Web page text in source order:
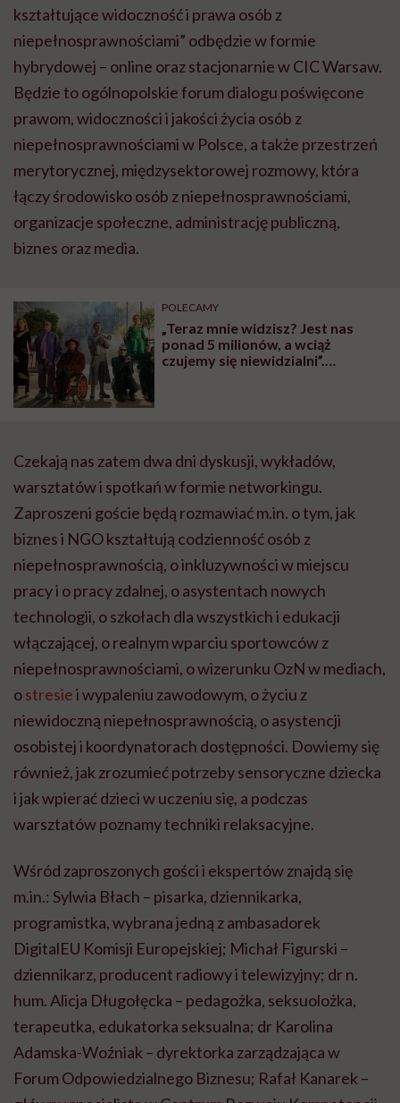
kształtujące widoczność i prawa osób z
niepełnosprawnościami” odbędzie w formie
hybrydowej – online oraz stacjonarnie w CIC Warsaw.
Będzie to ogólnopolskie forum dialogu poświęcone
prawom, widoczności i jakości życia osób z
niepełnosprawnościami w Polsce, a także przestrzeń
merytorycznej, międzysektorowej rozmowy, która
łączy środowisko osób z niepełnosprawnościami,
organizacje społeczne, administrację publiczną,
biznes oraz media.
POLECAMY
„Teraz mnie widzisz? Jest nas
ponad 5 milionów, a wciąż
czujemy się niewidzialni”.
Czekają nas zatem dwa dni dyskusji, wykładów,
warsztatów i spotkań w formie networkingu.
Zaproszeni goście będą rozmawiać m.in. o tym, jak
biznes i NGO kształtują codzienność osób z
niepełnosprawnością, o inkluzywności w miejscu
pracy i o pracy zdalnej, o asystentach nowych
technologii, o szkołach dla wszystkich i edukacji
włączającej, o realnym wparciu sportowców z
niepełnosprawnościami, o wizerunku OzN w mediach,
ostresiei wypaleniu zawodowym, o życiu z
niewidoczną niepełnosprawnością, o asystencji
osobistej i koordynatorach dostępności. Dowiemy się
również, jak zrozumieć potrzeby sensoryczne dziecka
i jak wpierać dzieci w uczeniu się, a podczas
warsztatów poznamy techniki relaksacyjne.
Wśród zaproszonych gości i ekspertów znajdą się
m.in.: Sylwia Błach – pisarka, dziennikarka,
programistka, wybrana jedną z ambasadorek
DigitalEU Komisji Europejskiej; Michał Figurski –
dziennikarz, producent radiowy i telewizyjny; dr n.
hum. Alicja Długołęcka – pedagożka, seksuolożka,
terapeutka, edukatorka seksualna; dr Karolina
Adamska-Woźniak – dyrektorka zarządzająca w
Forum Odpowiedzialnego Biznesu; Rafał Kanarek –